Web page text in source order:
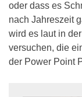
oder dass es
nach Jahreszeit
wird es laut in
versuchen, die
der Power Point